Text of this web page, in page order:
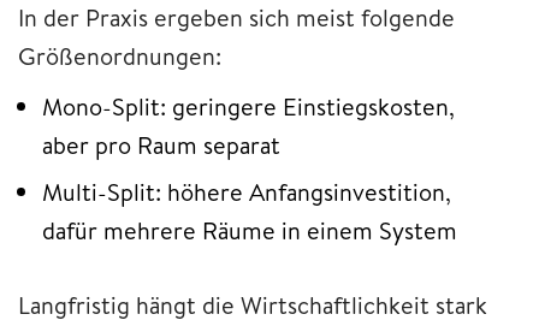
In der Praxis ergeben sich meist folgende
Größenordnungen:
Mono-Split: geringere Einstiegskosten,
aber pro Raum separat
Multi-Split: höhere Anfangsinvestition,
dafür mehrere Räume in einem System
Langfristig hängt die Wirtschaftlichkeit stark